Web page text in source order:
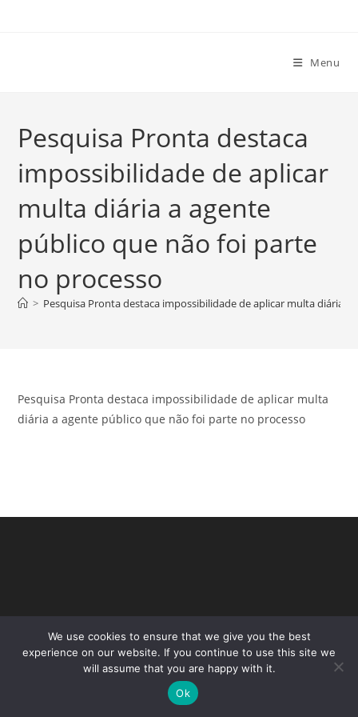
Menu
Pesquisa Pronta destaca
impossibilidade de aplicar
multa diária a agente
público que não foi parte
no processo
> Pesquisa Pronta destaca impossibilidade de aplicar multa diária
Pesquisa Pronta destaca impossibilidade de aplicar multa
diária a agente público que não foi parte no processo
Copyright - WordPress Theme by OceanWP
We use cookies to ensure that we give you the best
experience on our website. If you continue to use this site we
will assume that you are happy with it.
Ok